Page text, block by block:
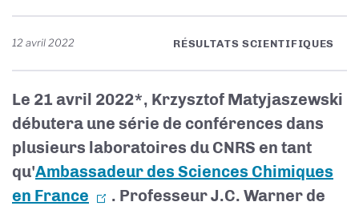
12 avril 2022 RÉSULTATS SCIENTIFIQUES
Le 21 avril 2022*, Krzysztof Matyjaszewski
débutera une série de conférences dans
plusieurs laboratoires du CNRS en tant
qu'Ambassadeur des Sciences Chimiques
en France
. Professeur J.C. Warner de